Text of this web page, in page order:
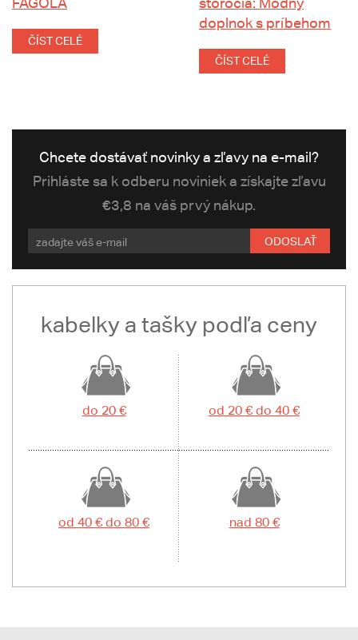
ČÍST CELÉ
doplnok s príbehom
ČÍST CELÉ
Chcete dostávať novinky a zľavy na e-mail?
Prihláste sa k odberu noviniek a získajte zľavu
€3,8 na váš prvý nákup.
ODOSLAŤ
kabelky a tašky podľa ceny
do 20 € od 20 € do 40 €
od 40 € do 80 € nad 80 €